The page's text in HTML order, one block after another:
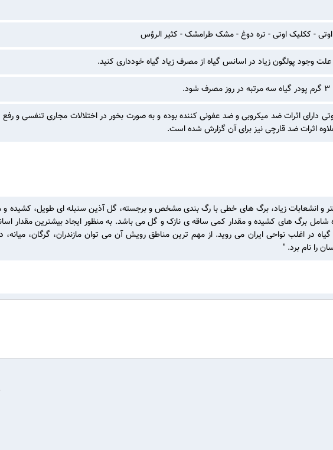
- ککلیک اوتی - تره دوغ - مشک طرامشک - کثیر الرؤس
علت وجود پولگون زیاد در اسانس گیاه از مصرف زیاد گیاه خودداری کنید.
دارای اثرات ضد میکروبی و ضد عفونی کننده بوده و به صورت بخور در اختلالات مجاری تنفسی و
اثرات ضد قارچی نیز برای آن گزارش شده است.
علفی و یک ساله دارای ساقه ای به طول 5 تا 15 سانتی متر و انشعابات زیاد، برگ های خطی با رگ بندی مشخص و برجسته، گل آذین سنبله
شامل برگ های کشیده و مقدار کمی ساقه ی نازک و گل می باشد. به منظور ایجاد بیشترین مقدار
اغلب نواحی ایران می روید. از مهم ترین مناطق رویش آن می توان مازندران، گرگان، میانه،
را نام برد. "